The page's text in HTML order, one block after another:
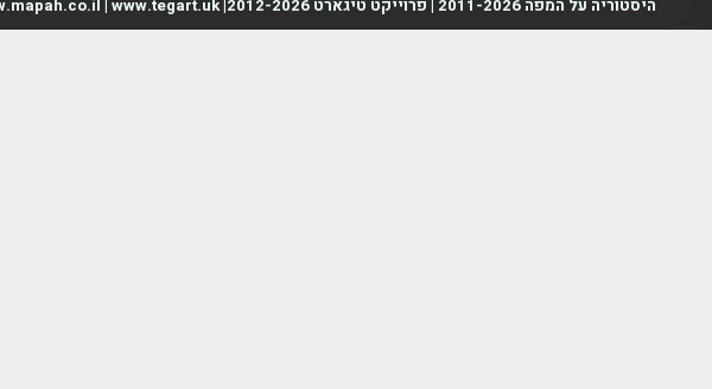
היסטוריה על המפה 2011-2026 | פרוייקט טיגארט 2012-2026| www.mapah.co.il | www.tegart.uk